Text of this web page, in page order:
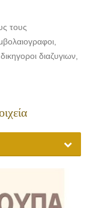
τους
διαζυγιων,